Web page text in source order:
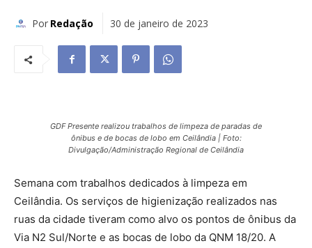
Por Redação 30 de janeiro de 2023
GDF Presente realizou trabalhos de limpeza de paradas de
ônibus e de bocas de lobo em Ceilândia | Foto:
Divulgação/Administração Regional de Ceilândia
Semana com trabalhos dedicados à limpeza em
Ceilândia. Os serviços de higienização realizados nas
ruas da cidade tiveram como alvo os pontos de ônibus da
Via N2 Sul/Norte e as bocas de lobo da QNM 18/20. A